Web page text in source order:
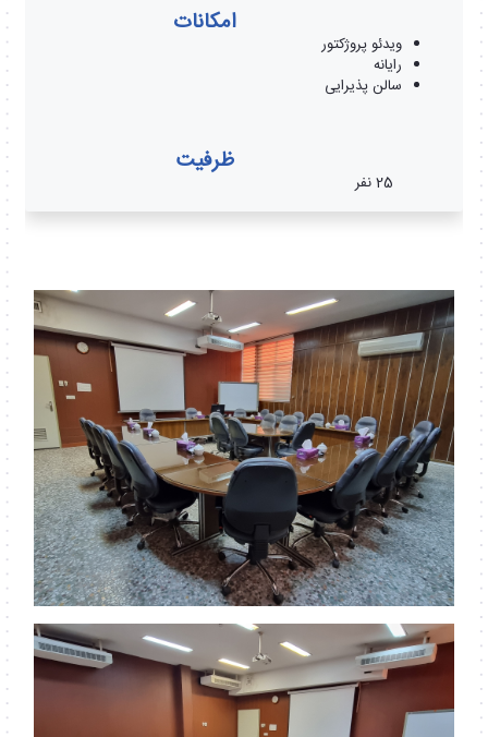
امکانات
ویدئو پروژکتور
رایانه
سالن پذیرایی
ظرفیت
25 نفر